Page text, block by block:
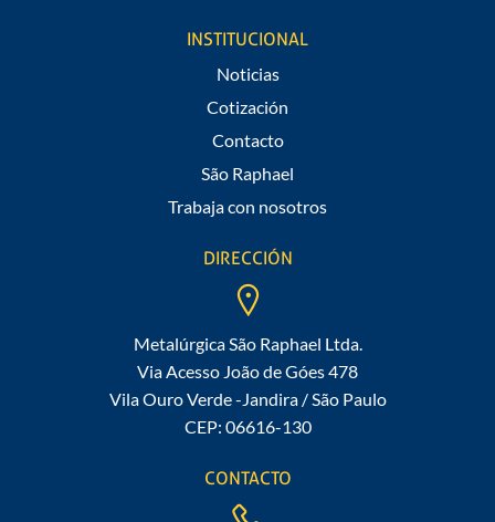
INSTITUCIONAL
Noticias
Cotización
Contacto
São Raphael
Trabaja con nosotros
DIRECCIÓN
Metalúrgica São Raphael Ltda.
Via Acesso João de Góes 478
Vila Ouro Verde -Jandira / São Paulo
CEP: 06616-130
CONTACTO